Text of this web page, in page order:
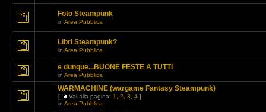
Foto Steampunk
in Area Pubblica
Libri Steampunk?
in Area Pubblica
e dunque...BUONE FESTE A TUTTI
in Area Pubblica
WARMACHINE (wargame Fantasy Steampunk)
[ Vai alla pagina: 1 2 3 4 ]
in Area Pubblica